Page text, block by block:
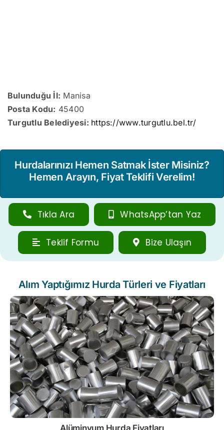
Bulunduğu İl: Manisa
Posta Kodu: 45400
Turgutlu Belediyesi: https://www.turgutlu.bel.tr/
Hurdalarınızı Hemen Satmak İster Misiniz?
Hemen Arayın, Fiyat Teklifi Verelim!
Tıkla Ara WhatsApp’tan Yaz
Teklif Formu Bize Ulaşın
Alım Yaptığımız Hurda Türleri ve Fiyatları